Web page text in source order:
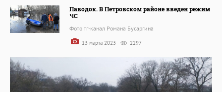
Паводок. В Петровском районе введен режим
ЧС
Фото тг-канал Романа Бусаргина
13 марта 2023 2297